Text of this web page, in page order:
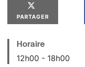
PARTAGER
Horaire
12h00 18h00